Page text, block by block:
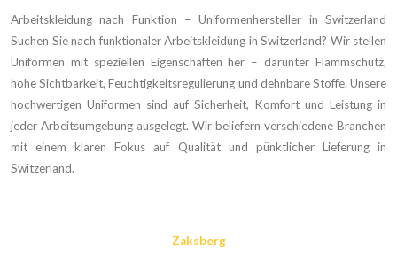
Arbeitskleidung nach Funktion – Uniformenhersteller in Switzerland
Suchen Sie nach funktionaler Arbeitskleidung in Switzerland? Wir stellen
Uniformen mit speziellen Eigenschaften her – darunter Flammschutz,
hohe Sichtbarkeit, Feuchtigkeitsregulierung und dehnbare Stoffe. Unsere
hochwertigen Uniformen sind auf Sicherheit, Komfort und Leistung in
jeder Arbeitsumgebung ausgelegt. Wir beliefern verschiedene Branchen
mit einem klaren Fokus auf Qualität und pünktlicher Lieferung in
Switzerland.
Zaksberg